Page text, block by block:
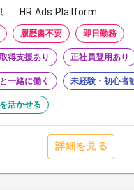
HR Ads Platform
履歴書不要 即日勤務
得支援あり 正社員登用あり
一緒に働く 未経験・初心者
活かせる
詳細を見る